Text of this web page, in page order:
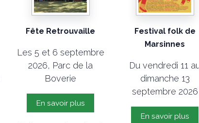
Fête Retrouvaille
Les 5 et 6 septembre
2026, Parc de la
Boverie
En savoir plus
Festival folk de
Marsinnes
Du vendredi 11
dimanche 13
septembre 2026
En savoir plus